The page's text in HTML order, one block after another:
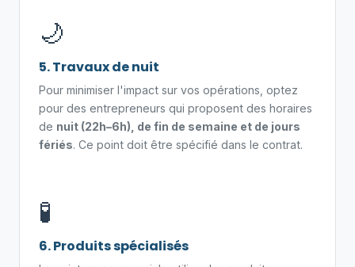
🌙
5. Travaux de nuit
Pour minimiser l'impact sur vos opérations, optez
pour des entrepreneurs qui proposent des horaires
de nuit (22h–6h), de fin de semaine et de jours
fériés. Ce point doit être spécifié dans le contrat.
🧪
6. Produits spécialisés